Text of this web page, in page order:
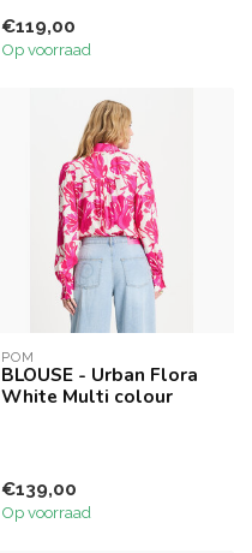
€119,00
Op voorraad
POM
BLOUSE - Urban Flora
White Multi colour
€139,00
Op voorraad